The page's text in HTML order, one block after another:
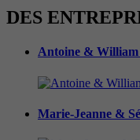
DES
Antoine & William
Marie-Jeanne &